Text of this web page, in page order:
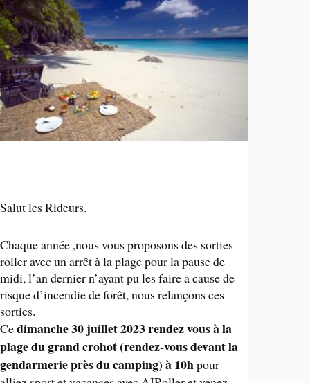
Salut les Rideurs.
Chaque année ,nous vous proposons des sorties
roller avec un arrêt à la plage pour la pause de
midi, l’an dernier n’ayant pu les faire a cause de
risque d’incendie de forêt, nous relançons ces
sorties.
Cedimanche 30 juillet 2023 rendez vous à la
plage du grand crohot (rendez-vous devant la
gendarmerie près du camping) à 10hpour